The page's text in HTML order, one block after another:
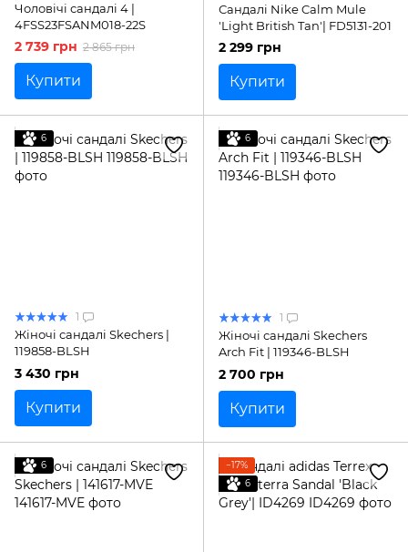
Чоловічі сандалі 4 |
4FSS23FSANM018-22S
2 739 грн 2 865 грн
Купити
Сандалі Nike Calm Mule
'Light British Tan'| FD5131-201
2 299 грн
Купити
6
1
Жіночі сандалі Skechers |
119858-BLSH
3 430 грн
Купити
6
1
Жіночі сандалі Skechers
Arch Fit | 119346-BLSH
2 700 грн
Купити
6
−17%
6